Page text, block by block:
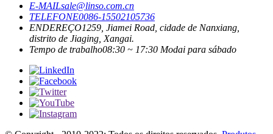
E-MAILsale@linso.com.cn
TELEFONE0086-15502105736
ENDEREÇO1259, Jiamei Road, cidade de Nanxiang,
distrito de Jiaging, Xangai.
Tempo de trabalho08:30 ~ 17:30 Modai para sábado